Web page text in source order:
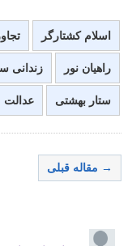
اسلام کشتارگر
راهیان نور زندانی
ستار بهشتی عدالت
→ مقاله قبلی